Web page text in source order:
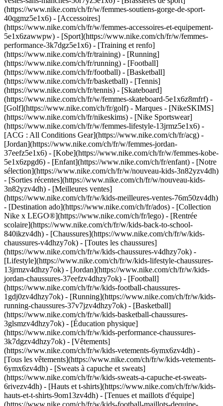
(https://www.nike.com/ch/fr/w/femmes-soutiens-gorge-de-sport-
40qgmz5e1x6) - [Accessoires]
(https://www.nike.com/ch/fr/w/femmes-accessoires-et-equipement-
5e1x6zawwpw) - [Sport](https://www.nike.com/ch/fr/w/femmes-
performance-3k7dgz5e1x6) - [Training et renfo]
(https://www.nike.com/ch/fr/training) - [Running]
(https://www.nike.com/ch/fr/running) - [Football]
(https://www.nike.com/ch/fr/football) - [Basketball]
(https://www.nike.com/ch/fr/basketball) - [Tennis]
(https://www.nike.com/ch/fr/tennis) - [Skateboard]
(https://www.nike.com/ch/fr/w/femmes-skateboard-5e1x6z8mfrf) -
[Golf](https://www.nike.com/ch/fr/golf) - Marques - [NikeSKIMS]
(https://www.nike.com/ch/fr/nikeskims) - [Nike Sportswear]
(https://www.nike.com/ch/fr/w/femmes-lifestyle-13jrmz5e1x6) -
[ACG : All Conditions Gear](https://www.nike.com/ch/fr/acg) -
[Jordan](https://www.nike.com/ch/fr/w/femmes-jordan-
37eefz5e1x6) - [Kobe](https://www.nike.com/ch/fr/w/femmes-kobe-
5e1x6zpgd6) - [Enfant](https://www.nike.com/ch/fr/enfant) - [Notre
sélection](https://www.nike.com/ch/fr/w/nouveau-kids-3n82yzv4dh)
- [Sorties récentes](https://www.nike.com/ch/fr/w/nouveau-kids-
3n82yzv4dh) - [Meilleures ventes]
(https://www.nike.com/ch/fr/w/kids-meilleures-ventes-76m50zv4dh)
- [Destination ado](https://www.nike.com/ch/fr/ados) - [Collection
Nike x LEGO®](https://www.nike.com/ch/fr/lego) - [Rentrée
scolaire](https://www.nike.com/ch/fr/w/kids-back-to-school-
840ikzv4dh) - [Chaussures](https://www.nike.com/ch/fr/w/kids-
chaussures-v4dhzy7ok) - [Toutes les chaussures]
(https://www.nike.com/ch/fr/w/kids-chaussures-v4dhzy7ok) -
[Lifestyle](https://www.nike.com/ch/fr/w/kids-lifestyle-chaussures-
13jrmzv4dhzy7ok) - [Jordan](https://www.nike.com/ch/fr/w/kids-
jordan-chaussures-37eefzv4dhzy7ok) - [Football]
(https://www.nike.com/ch/fr/w/kids-football-chaussures-
1gdj0zv4dhzy7ok) - [Running](https://www.nike.com/ch/fr/w/kids-
running-chaussures-37v7jzv4dhzy7ok) - [Basketball]
(https://www.nike.com/ch/fr/w/kids-basketball-chaussures-
3glsmzv4dhzy7ok) - [Éducation physique]
(https://www.nike.com/ch/fr/w/kids-performance-chaussures-
3k7dgzv4dhzy7ok) - [Vêtements]
(https://www.nike.com/ch/fr/w/kids-vetements-6ymx6zv4dh) -
[Tous les vêtements](https://www.nike.com/ch/fr/w/kids-vetements-
6ymx6zv4dh) - [Sweats à capuche et sweats]
(https://www.nike.com/ch/fr/w/kids-sweats-a-capuche-et-sweats-
6rivezv4dh) - [Hauts et t-shirts](https://www.nike.com/ch/fr/w/kids-
hauts-et-t-shirts-9om13zv4dh) - [Tenues et maillots d'équipe]
(https://www.nike.com/ch/fr/w/kids-football-maillots-dequipe-